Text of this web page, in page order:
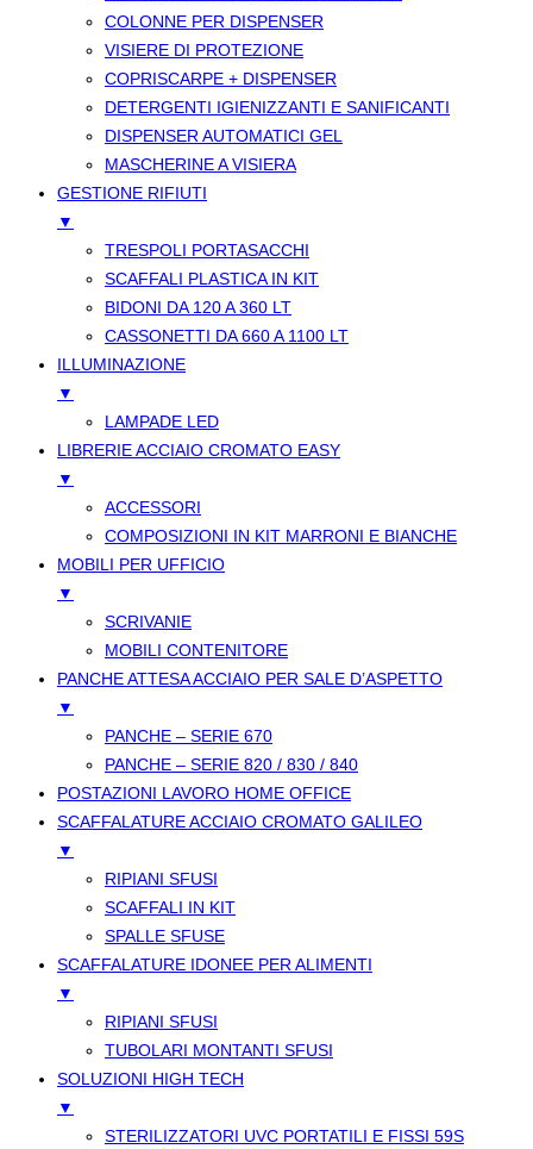
COLONNE PER DISPENSER
VISIERE DI PROTEZIONE
COPRISCARPE + DISPENSER
DETERGENTI IGIENIZZANTI E SANIFICANTI
DISPENSER AUTOMATICI GEL
MASCHERINE A VISIERA
GESTIONE RIFIUTI
▼
TRESPOLI PORTASACCHI
SCAFFALI PLASTICA IN KIT
BIDONI DA 120 A 360 LT
CASSONETTI DA 660 A 1100 LT
ILLUMINAZIONE
▼
LAMPADE LED
LIBRERIE ACCIAIO CROMATO EASY
▼
ACCESSORI
COMPOSIZIONI IN KIT MARRONI E BIANCHE
MOBILI PER UFFICIO
▼
SCRIVANIE
MOBILI CONTENITORE
PANCHE ATTESA ACCIAIO PER SALE D’ASPETTO
▼
PANCHE – SERIE 670
PANCHE – SERIE 820 / 830 / 840
POSTAZIONI LAVORO HOME OFFICE
SCAFFALATURE ACCIAIO CROMATO GALILEO
▼
RIPIANI SFUSI
SCAFFALI IN KIT
SPALLE SFUSE
SCAFFALATURE IDONEE PER ALIMENTI
▼
RIPIANI SFUSI
TUBOLARI MONTANTI SFUSI
SOLUZIONI HIGH TECH
▼
STERILIZZATORI UVC PORTATILI E FISSI 59S